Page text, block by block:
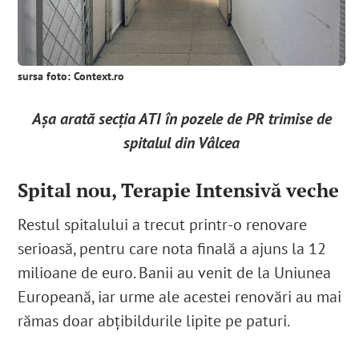
sursa foto: Context.ro
Așa arată secția ATI în pozele de PR trimise de
spitalul din Vâlcea
Spital nou, Terapie Intensivă veche
Restul spitalului a trecut printr-o renovare
serioasă, pentru care nota finală a ajuns la 12
milioane de euro. Banii au venit de la Uniunea
Europeană, iar urme ale acestei renovări au mai
rămas doar abțibildurile lipite pe paturi.